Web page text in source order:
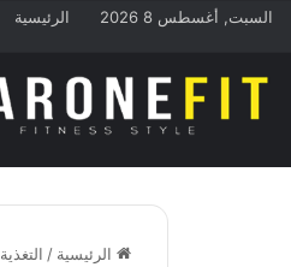
السبت, أغسطس 8 2026 الرئيسية
الرئيسية / التغذية